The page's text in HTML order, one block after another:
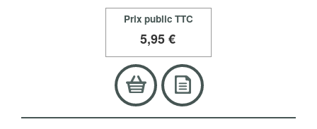
Prix public TTC
5,95 €